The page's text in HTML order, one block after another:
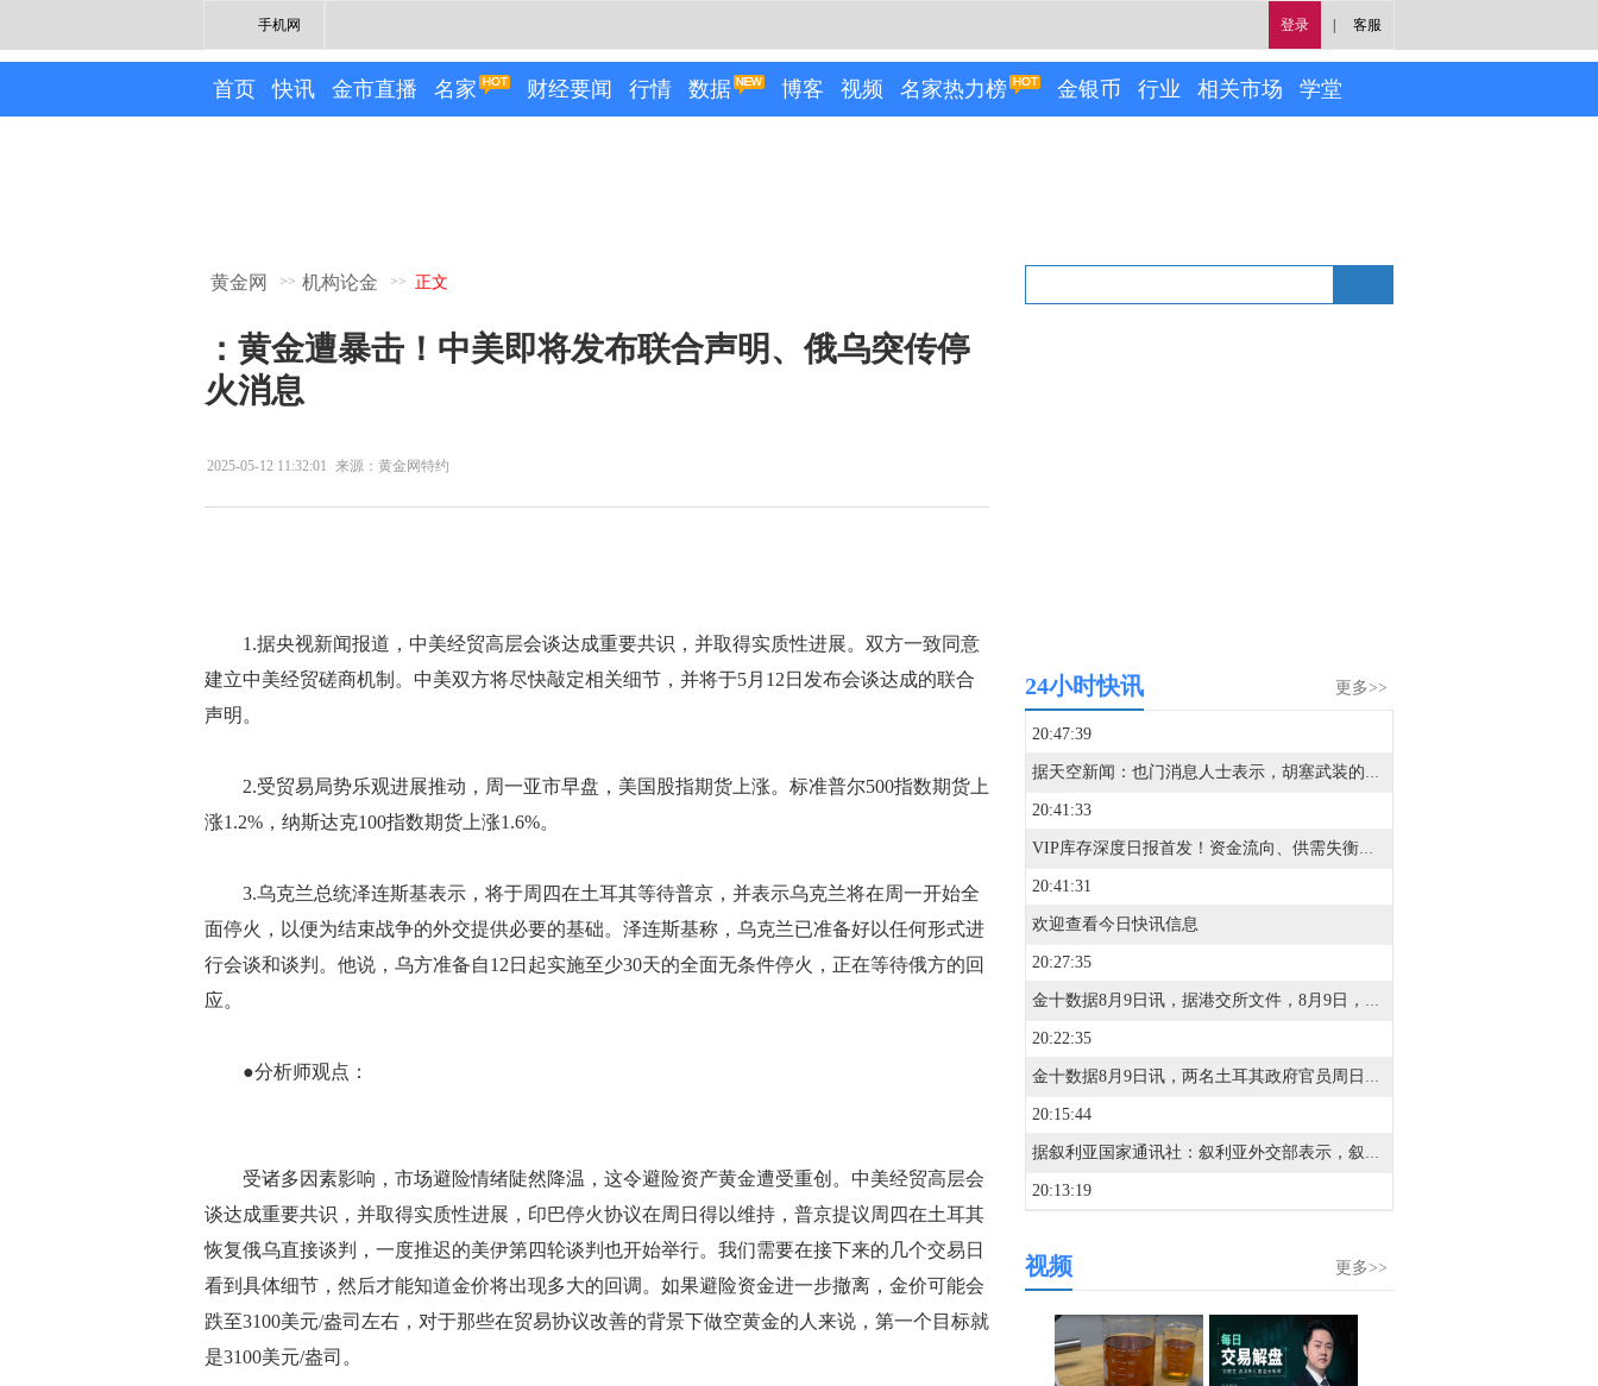
登录 客服
手机网
首页 快讯 金市直播 名家 财经要闻 行情 数据 博客 视频 名家热力榜 金银币 行业 相关市场 学堂
黄金网 >> 机构论金 >> 正文
：黄金遭暴击！中美即将发布联合声明、俄乌突传停
火消息
2025-05-12 11:32:01 来源：黄金网特约
1.据央视新闻报道，中美经贸高层会谈达成重要共识，并取得实质性进展。双方一致同意
建立中美经贸磋商机制。中美双方将尽快敲定相关细节，并将于5月12日发布会谈达成的联合
声明。
2.受贸易局势乐观进展推动，周一亚市早盘，美国股指期货上涨。标准普尔500指数期货上
涨1.2%，纳斯达克100指数期货上涨1.6%。
3.乌克兰总统泽连斯基表示，将于周四在土耳其等待普京，并表示乌克兰将在周一开始全
面停火，以便为结束战争的外交提供必要的基础。泽连斯基称，乌克兰已准备好以任何形式进
行会谈和谈判。他说，乌方准备自12日起实施至少30天的全面无条件停火，正在等待俄方的回
应。
●分析师观点：
受诸多因素影响，市场避险情绪陡然降温，这令避险资产黄金遭受重创。中美经贸高层会
谈达成重要共识，并取得实质性进展，印巴停火协议在周日得以维持，普京提议周四在土耳其
恢复俄乌直接谈判，一度推迟的美伊第四轮谈判也开始举行。我们需要在接下来的几个交易日
看到具体细节，然后才能知道金价将出现多大的回调。如果避险资金进一步撤离，金价可能会
跌至3100美元/盎司左右，对于那些在贸易协议改善的背景下做空黄金的人来说，第一个目标就
是3100美元/盎司。
更多>>
24小时快讯
20:47:39
据天空新闻：也门消息人士表示，胡塞武装的第四波导弹和无人机袭击目标是摩卡港及该市郊区的政府军阵地。
20:41:33
VIP库存深度日报首发！资金流向、供需失衡一眼看透，VIP限时95折，解锁40+项权益>>
20:41:31
欢迎查看今日快讯信息
20:27:35
金十数据8月9日讯，据港交所文件，8月9日，北京君正集成电路股份有限公司更新聆讯后资料集，意味着该公司港交所IPO通过聆讯。
20:22:35
金十数据8月9日讯，两名土耳其政府官员周日表示，尽管安全担忧加剧，但船只目前仍顺利通过土耳其海峡前往黑海。此前，在黑海船只（包括土耳其籍船只）遭到袭击后，土耳其当局已限制进入黑海的商用船舶交通。土耳其已就黑海袭击事件向乌克兰和俄罗斯多次发出警告，敦促交战双方采取措施确保该地区的航行安全。周六，土耳其外交部长哈坎·菲丹表示，安卡拉已向莫斯科和基辅传达，他们应宣布暂停在黑海的袭击活动。上述要求匿名的官员表示，土耳其因对安全状况感到严重不安已有一段时间，因此实施了一些临时措施，但在《蒙特勒公约》规定的条件下，通行是畅通的。
20:15:44
据叙利亚国家通讯社：叙利亚外交部表示，叙利亚与俄罗斯将在备忘录框架下开始重组俄罗斯在叙利亚沿海的存在。
20:13:19
20:08:53
20:06:34
更多>>
视频